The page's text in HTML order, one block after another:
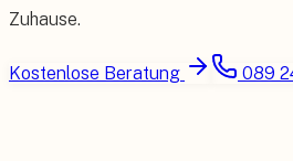
Zuhause.
Kostenlose Beratung 089